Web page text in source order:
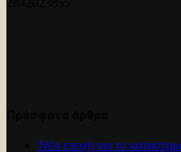
Νέα εποχή για το